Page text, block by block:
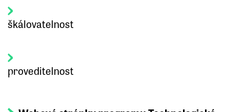
škálovatelnost
proveditelnost